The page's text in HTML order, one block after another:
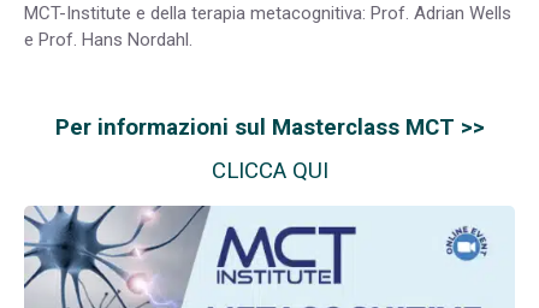
MCT-Institute e della terapia metacognitiva: Prof. Adrian Wells
e Prof. Hans Nordahl.
Per informazioni sul Masterclass MCT >>
CLICCA QUI